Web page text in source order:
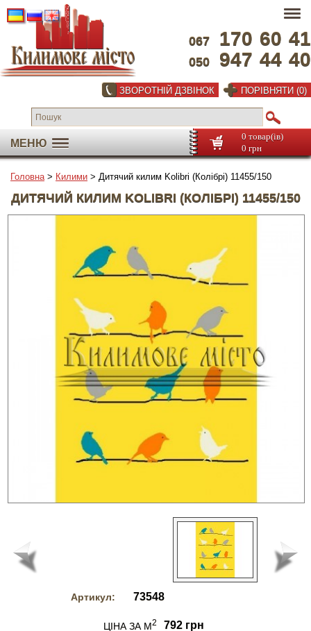
067 170 60 41
050 947 44 40
ЗВОРОТНІЙ ДЗВІНОК ПОРІВНЯТИ (0)
МЕНЮ
0 товар(ів)
0 грн
Головна> Килими > Дитячий килим Kolibri (Колібрі) 11455/150
ДИТЯЧИЙ КИЛИМ KOLIBRI (КОЛІБРІ) 11455/150
Артикул: 73548
ЦІНА ЗА М2 792 грн